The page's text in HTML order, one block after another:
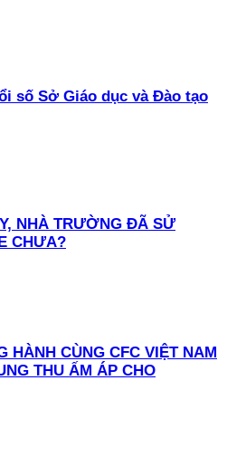
số Sở Giáo dục và Đào tạo
NHÀ TRƯỜNG ĐÃ SỬ
CHƯA?
HÀNH CÙNG CFC VIỆT NAM
THU ẤM ÁP CHO